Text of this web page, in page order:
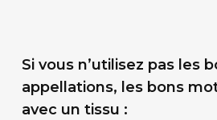
Si vous n’utilisez pas les
appellations, les bons
avec un tissu :